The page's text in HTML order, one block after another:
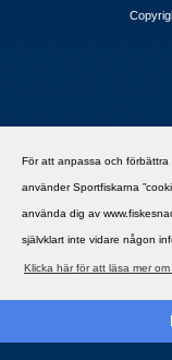
För att anpassa och förbättra
använder Sportfiskarna
använda dig av
självklart inte vidare någon
Klicka här för att läsa mer